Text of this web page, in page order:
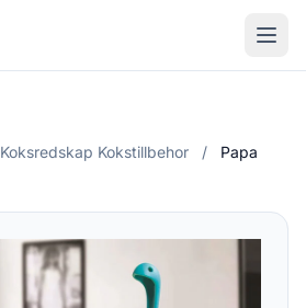
Koksredskap Kokstillbehor /
Papa